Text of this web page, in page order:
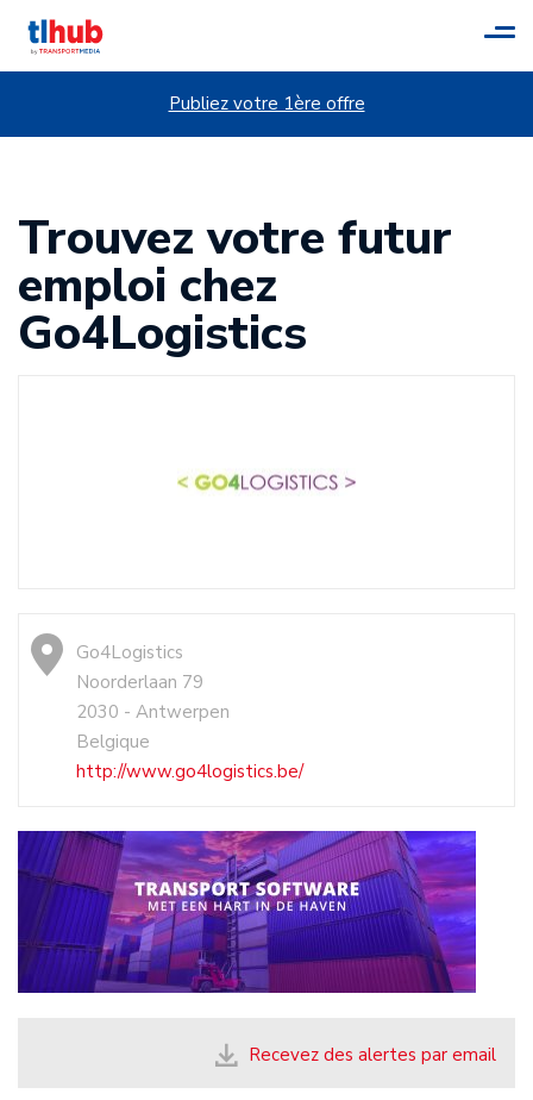
Publiez votre 1ère offre
Trouvez votre futur
emploi chez
Go4Logistics
Go4Logistics
Noorderlaan 79
2030 - Antwerpen
Belgique
http://www.go4logistics.be/
Recevez des alertes par email